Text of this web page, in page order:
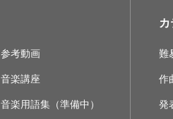
参考動画
音楽講座
音楽用語集（準備中）
難
作
発